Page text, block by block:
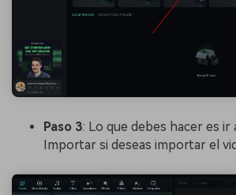
Paso 3: Lo que debes hacer es ir
Importar si deseas importar el